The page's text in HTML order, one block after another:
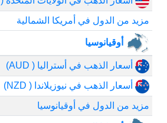
مزيد من الدول في أمريكا الشمالية
أوقيانوسيا
أسعار الذهب في أستراليا ( AUD)
أسعار الذهب في نيوزيلاندا ( NZD)
مزيد من الدول في أوقيانوسيا